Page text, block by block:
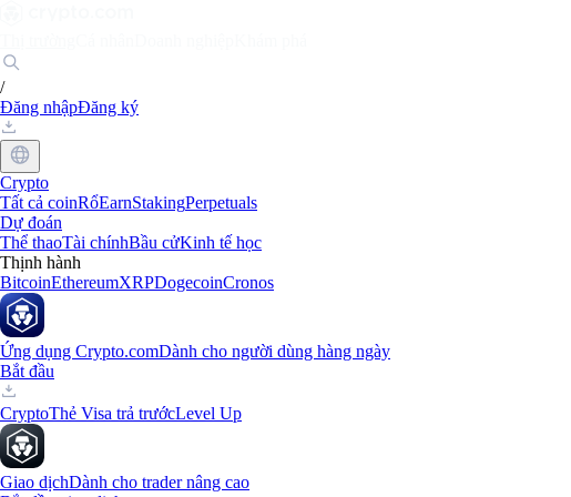
/
Đăng nhậpĐăng ký
Crypto
Tất cả coinRổEarnStakingPerpetuals
Dự đoán
Thể thaoTài chínhBầu cửKinh tế học
Thịnh hành
BitcoinEthereumXRPDogecoinCronos
Ứng dụng Crypto.comDành cho người dùng hàng ngày
Bắt đầu
CryptoThẻ Visa trả trướcLevel Up
Giao dịchDành cho trader nâng cao